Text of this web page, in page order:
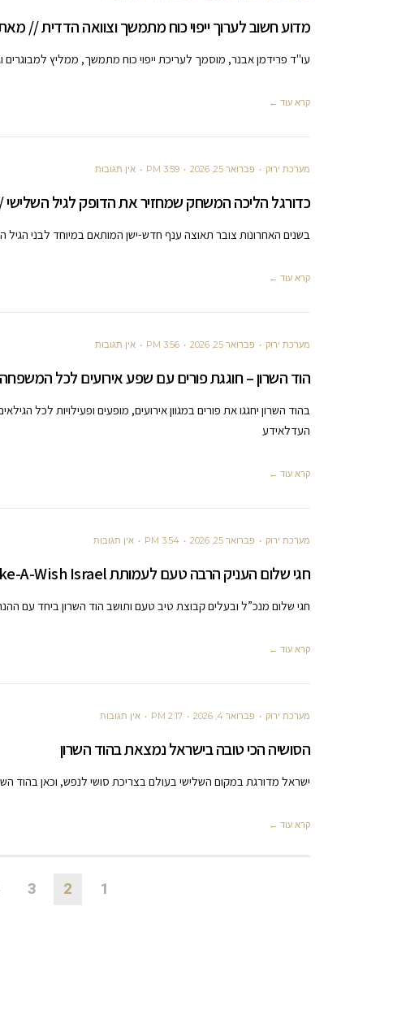
מדוע חשוב לערוך ייפוי כוח מתמשך וצוואה הדדית //
עו"ד פרידמן אבנר, מוסמך לעריכת ייפוי כוח מתמשך, ממליץ
קרא עוד ←
מערכת ירוק פברואר 25, 2026 3:59 PM אין תגובות
כדורגל הליכה המשחק שמחזיר את הדופק לגיל השלישי
בשנים האחרונות צובר תאוצה ענף חדש-ישן המותאם במיוחד לבני
קרא עוד ←
מערכת ירוק פברואר 25, 2026 3:56 PM אין תגובות
הוד השרון – חוגגת פורים עם שפע אירועים לכל המשפחה
בהוד השרון יחגגו את פורים במגוון אירועים, מופעים ופעילויות לכל
העדלאידע
קרא עוד ←
מערכת ירוק פברואר 25, 2026 3:54 PM אין תגובות
חגי שלום העניק הרבה טעם לעמותת Make-A-Wish Israel // יח״צ
חגי שלום מנכ”ל ובעלים קבוצת טיב טעם ותושב הוד השרון ביחד עם
קרא עוד ←
מערכת ירוק פברואר 4, 2026 2:17 PM אין תגובות
הסושיה הכי טובה בישראל נמצאת בהוד השרון
ישראל מדורגת במקום השלישי בעולם בצריכת סושי לנפש, וכאן בהוד
קרא עוד ←
1
2
3